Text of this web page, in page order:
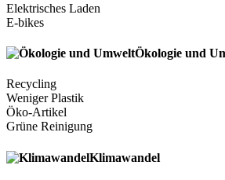
Elektrisches Laden
E-bikes
Ökologie und
Recycling
Weniger Plastik
Öko-Artikel
Grüne Reinigung
Klimawandel